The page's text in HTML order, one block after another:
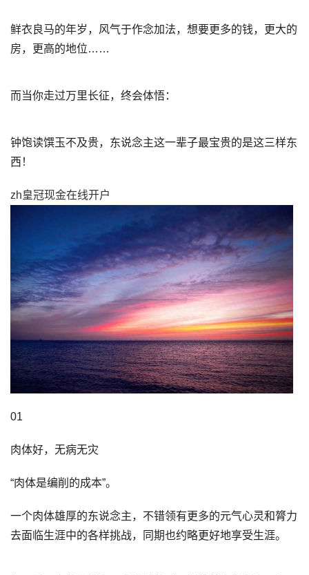
鲜衣良马的年岁，风气于作念加法，想要更多的钱，更大的
房，更高的地位……
而当你走过万里长征，终会体悟：
钟饱读馔玉不及贵，东说念主这一辈子最宝贵的是这三样东
西！
zh皇冠现金在线开户
01
肉体好，无病无灾
“肉体是编削的成本”。
一个肉体雄厚的东说念主，不错领有更多的元气心灵和膂力
去面临生涯中的各样挑战，同期也约略更好地享受生涯。